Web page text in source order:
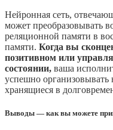
Нейронная сеть,
может преобразовывать
реляционной памяти в
памяти. Когда вы
позитивном или
состоянии, ваша
успешно организовывать
хранящиеся в
Выводы — как вы можете